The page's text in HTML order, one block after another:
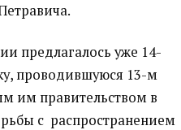
предлагалось уже 14-
проводившуюся 13-м
им правительством в
с распространением